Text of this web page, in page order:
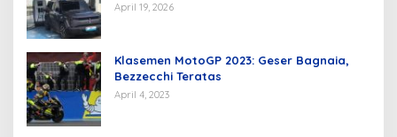
April 19, 2026
Klasemen MotoGP 2023: Geser Bagnaia,
Bezzecchi Teratas
April 4, 2023